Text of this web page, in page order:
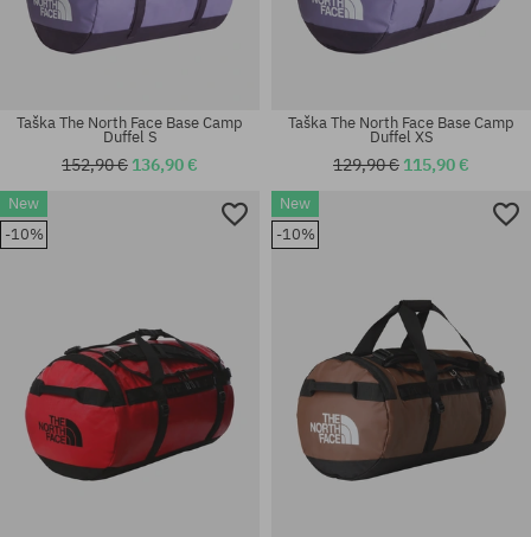
univerzálna veľkosť univerzálna veľkosť
Taška The North Face Base Camp
Duffel S
152,90 € 136,90 €
Taška The North Face Base Camp
Duffel XS
129,90 € 115,90 €
New
-10%
New
-10%